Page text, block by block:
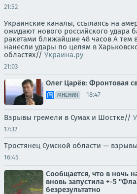
21:52
Украинские каналы, ссылаясь на
ожидают нового российского удара
ракетами ближайшие 48 часов А тем
нанесли удары по целям в
областях// Украина.ру
21:03
Олег Царёв: Фронтовая
МНЕНИЯ 18:47
Взрывы гремели в Сумах и Шостке//
17:32
Тростянец Сумской области —
16:45
Сообщается, что в ночь
вновь запустила +-5
безрезультатно